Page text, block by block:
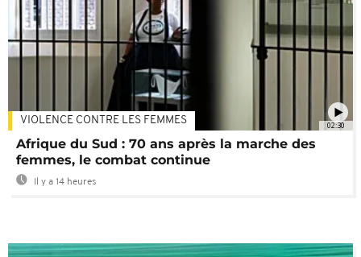
02:30
VIOLENCE CONTRE LES FEMMES
Afrique du Sud : 70 ans après la marche des
femmes, le combat continue
Il y a 14 heures